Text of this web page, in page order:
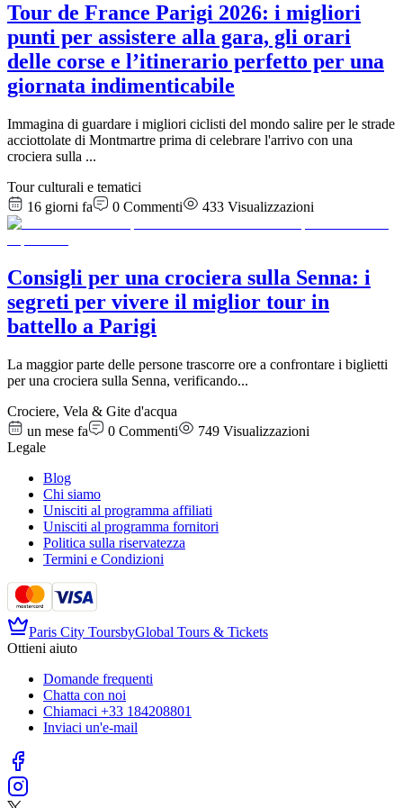
Tour de France Parigi 2026: i migliori
punti per assistere alla gara, gli orari
delle corse e l’itinerario perfetto per una
giornata indimenticabile
Immagina di guardare i migliori ciclisti del mondo salire per le strade
acciottolate di Montmartre prima di celebrare l'arrivo con una
crociera sulla ...
Tour culturali e tematici
16 giorni fa
0 Commenti 433 Visualizzazioni
Consigli per una crociera sulla Senna: i
segreti per vivere il miglior tour in
battello a Parigi
La maggior parte delle persone trascorre ore a confrontare i biglietti
per una crociera sulla Senna, verificando...
Crociere, Vela & Gite d'acqua
un mese fa
0 Commenti 749 Visualizzazioni
Legale
Blog
Chi siamo
Unisciti al programma affiliati
Unisciti al programma fornitori
Politica sulla riservatezza
Termini e Condizioni
Paris City ToursbyGlobal Tours & Tickets
Ottieni aiuto
Domande frequenti
Chatta con noi
Chiamaci +33 184208801
Inviaci un'e-mail